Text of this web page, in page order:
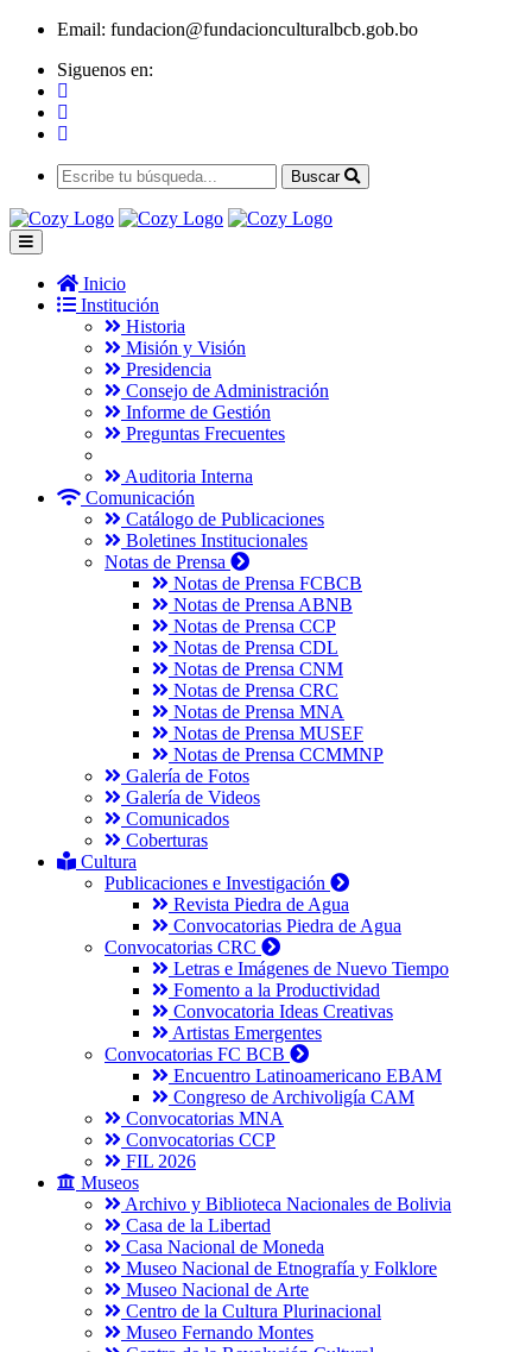
Email: fundacion@fundacionculturalbcb.gob.bo
Siguenos en:
Buscar
Inicio
Institución
Historia
Misión y Visión
Presidencia
Consejo de Administración
Informe de Gestión
Preguntas Frecuentes
Auditoria Interna
Comunicación
Catálogo de Publicaciones
Boletines Institucionales
Notas de Prensa
Notas de Prensa FCBCB
Notas de Prensa ABNB
Notas de Prensa CCP
Notas de Prensa CDL
Notas de Prensa CNM
Notas de Prensa CRC
Notas de Prensa MNA
Notas de Prensa MUSEF
Notas de Prensa CCMMNP
Galería de Fotos
Galería de Videos
Comunicados
Coberturas
Cultura
Publicaciones e Investigación
Revista Piedra de Agua
Convocatorias Piedra de Agua
Convocatorias CRC
Letras e Imágenes de Nuevo Tiempo
Fomento a la Productividad
Convocatoria Ideas Creativas
Artistas Emergentes
Convocatorias FC BCB
Encuentro Latinoamericano EBAM
Congreso de Archivoligía CAM
Convocatorias MNA
Convocatorias CCP
FIL 2026
Museos
Archivo y Biblioteca Nacionales de Bolivia
Casa de la Libertad
Casa Nacional de Moneda
Museo Nacional de Etnografía y Folklore
Museo Nacional de Arte
Centro de la Cultura Plurinacional
Museo Fernando Montes